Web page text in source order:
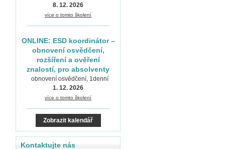
8. 12. 2026
více o tomto školení
ONLINE: ESD koordinátor –
obnovení osvědčení,
rozšíření a ověření
znalostí, pro absolventy
obnovení osvědčení, 1denní
1. 12. 2026
více o tomto školení
.......................................................
Zobrazit kalendář
Kontaktujte nás